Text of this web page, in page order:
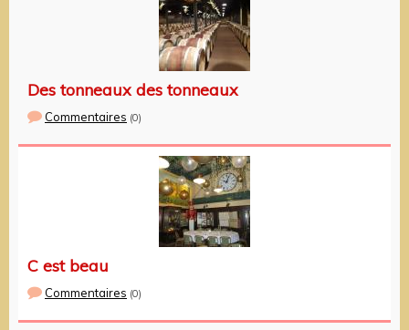
Des tonneaux des tonneaux
Commentaires (0)
C est beau
Commentaires (0)